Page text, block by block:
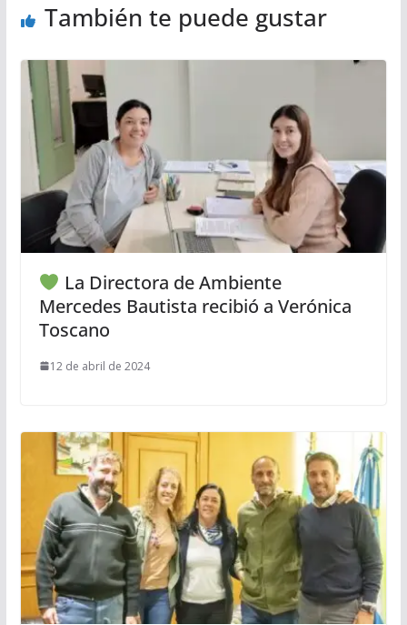
También te puede gustar
La Directora de Ambiente
Mercedes Bautista recibió a Verónica
Toscano
12 de abril de 2024